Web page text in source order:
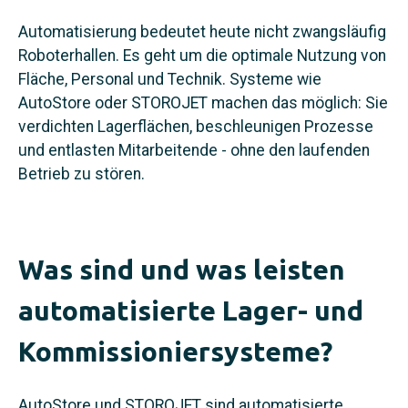
Automatisierung bedeutet heute nicht zwangsläufig
Roboterhallen. Es geht um die optimale Nutzung von
Fläche, Personal und Technik. Systeme wie
AutoStore oder STOROJET machen das möglich: Sie
verdichten Lagerflächen, beschleunigen Prozesse
und entlasten Mitarbeitende - ohne den laufenden
Betrieb zu stören.
Was sind und was leisten
automatisierte Lager- und
Kommissioniersysteme?